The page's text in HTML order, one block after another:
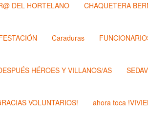
DEL HORTELANO CHAQUETERA
Caraduras
HÉROES Y VILLANOS/AS
VOLUNTARIOS! ahora toca